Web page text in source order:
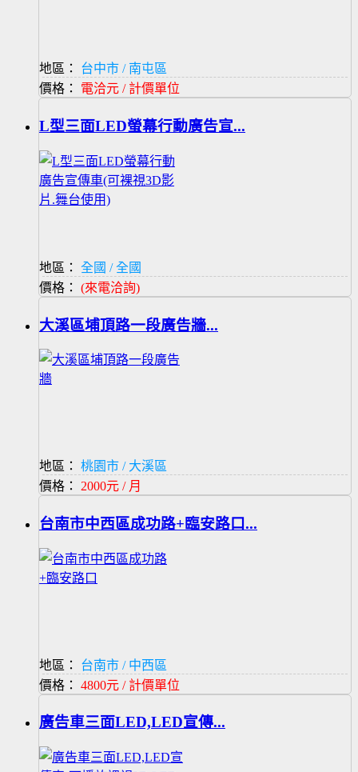
地區：
台中市 / 南屯區
價格： 電洽元 / 計價單位
L型三面LED螢幕行動廣告宣...
地區：
全國 / 全國
價格： (來電洽詢)
大溪區埔頂路一段廣告牆...
地區：
桃園市 / 大溪區
價格： 2000元 / 月
台南市中西區成功路+臨安路口...
地區：
台南市 / 中西區
價格： 4800元 / 計價單位
廣告車三面LED,LED宣傳...